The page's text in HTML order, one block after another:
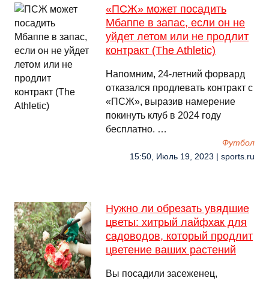
«ПСЖ» может посадить
Мбаппе в запас, если он не
уйдет летом или не продлит
контракт (The Athletic)
Напомним, 24-летний форвард
отказался продлевать контракт с
«ПСЖ», выразив намерение
покинуть клуб в 2024 году
бесплатно. …
Футбол
15:50, Июль 19, 2023 | sports.ru
Нужно ли обрезать увядшие
цветы: хитрый лайфхак для
садоводов, который продлит
цветение ваших растений
Вы посадили засеженец,